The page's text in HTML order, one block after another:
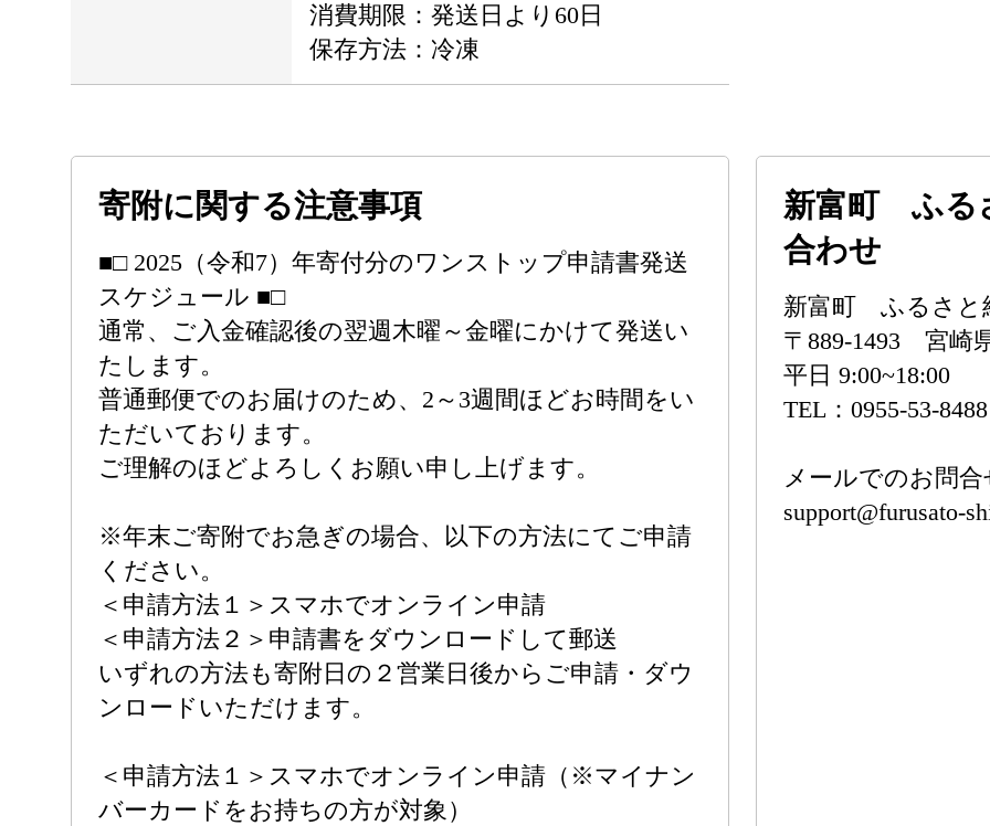
消費期限：発送日より60日
保存方法：冷凍
寄附に関する注意事項
■□ 2025（令和7）年寄付分のワンストップ申請書発送
スケジュール ■□
通常、ご入金確認後の翌週木曜～金曜にかけて発送い
たします。
普通郵便でのお届けのため、2～3週間ほどお時間をい
ただいております。
ご理解のほどよろしくお願い申し上げます。
※年末ご寄附でお急ぎの場合、以下の方法にてご申請
ください。
＜申請方法１＞スマホでオンライン申請
＜申請方法２＞申請書をダウンロードして郵送
いずれの方法も寄附日の２営業日後からご申請・ダウ
ンロードいただけます。
＜申請方法１＞スマホでオンライン申請（※マイナン
バーカードをお持ちの方が対象）
新富町 ふる
合わせ
新富町 ふるさと
〒889-1493 宮崎
平日 9:00~18:00
TEL：0955-53-8488
メールでのお問合
support@furusato-